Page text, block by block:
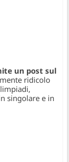
un post sul
ridicolo
singolare e in